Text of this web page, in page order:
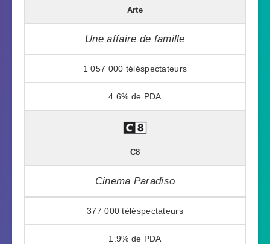
Arte
Une affaire de famille
1 057 000
4.6%
C8
Cinema Paradiso
377 000
1.9%